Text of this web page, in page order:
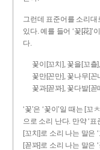
그런데 표준어를 소리
있다. 예를 들어 ‘꽃[花]’
다.
꽃이[꼬치], 꽃을[꼬츨
꽃만[꼰만], 꽃나무[꼰
꽃과[꼳꽈], 꽃다발[꼳
‘꽃’은 ‘꽃이’일 때는 [꼬
으로 소리 난다. 만약 ‘
[꼬치]로 소리 나는 말은
[꼳꽈]로 소리 나는 말은